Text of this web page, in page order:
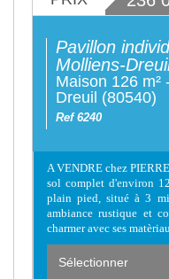
Pavillon
Molliens-
Maison 126 m²
Dreuil (80540)
Ref 6240
A VENDRE chez
sol complet d'environ
plain pied, situé à 3
ambiance rustique et
charmer avec ses
Sélectionner